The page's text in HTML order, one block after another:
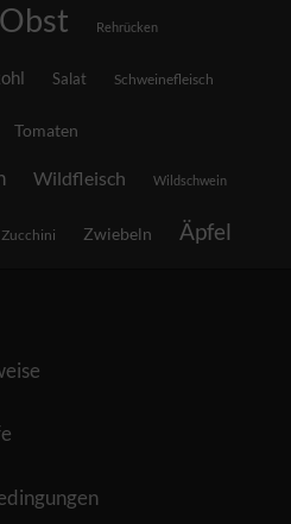
Obst Rehrücken
Salat Schweinefleisch
Tomaten
Wildfleisch Wildschwein
Zucchini Zwiebeln Äpfel